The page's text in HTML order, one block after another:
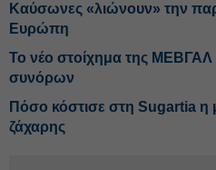
Καύσωνες «λιώνουν» την
Ευρώπη
Το νέο στοίχημα της ΜΕΒΓΑΛ
συνόρων
Πόσο κόστισε στη Sugartia
ζάχαρης